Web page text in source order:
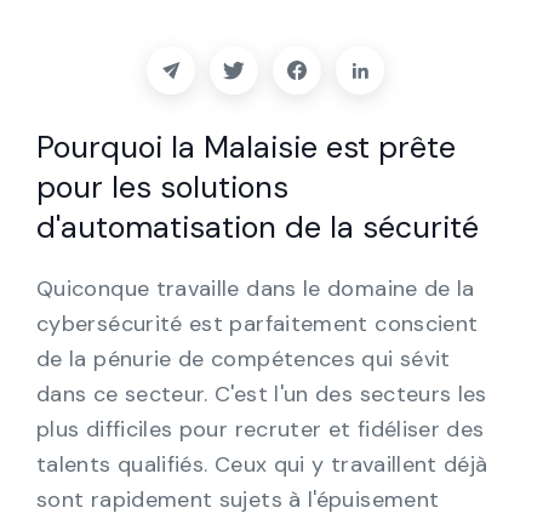
Français
Pourquoi la Malaisie est prête
pour les solutions
d'automatisation de la sécurité
Quiconque travaille dans le domaine de la
cybersécurité est parfaitement conscient
de la pénurie de compétences qui sévit
dans ce secteur. C'est l'un des secteurs les
plus difficiles pour recruter et fidéliser des
talents qualifiés. Ceux qui y travaillent déjà
sont rapidement sujets à l'épuisement